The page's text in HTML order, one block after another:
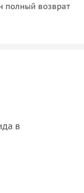
полный возврат
в